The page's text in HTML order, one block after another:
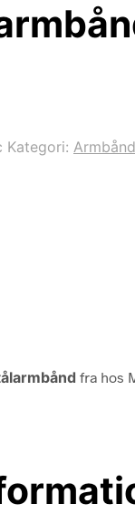
Kategori: Armbånd
fra hos